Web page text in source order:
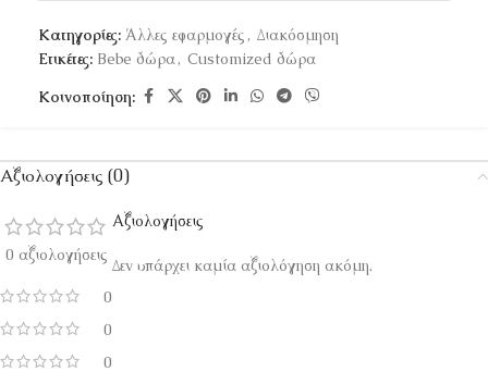
Κατηγορίες: Άλλες εφαρμογές , Διακόσμηση
Ετικέτες: Bebe δώρα, Customized δώρα
Κοινοποίηση:
Αξιολογήσεις (0)
0 αξιολογήσεις
0
0
0
Αξιολογήσεις
Δεν υπάρχει καμία αξιολόγηση ακόμη.